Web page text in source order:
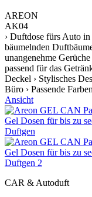
AREON
AK04
› Duftdose fürs Auto
bäumelnden
unangenehme
passend für das
Deckel › Stylisches
Büro › Passende
Ansicht
CAR & Autoduft